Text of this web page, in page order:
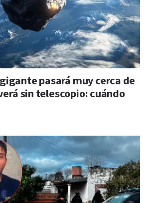
pasará muy cerca de
sin telescopio: cuándo